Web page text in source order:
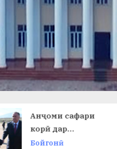
Анҷоми сафари
корӣ дар
Ҷумҳурии
Бойгонӣ